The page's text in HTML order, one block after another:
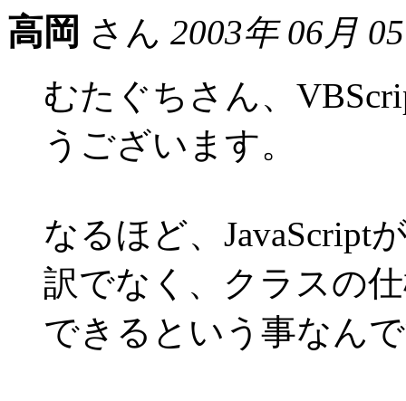
高岡 さん 2003年 06月
むたぐちさん、
うございます。
なるほど、JavaScript
訳でなく、クラスの
できるという事なん